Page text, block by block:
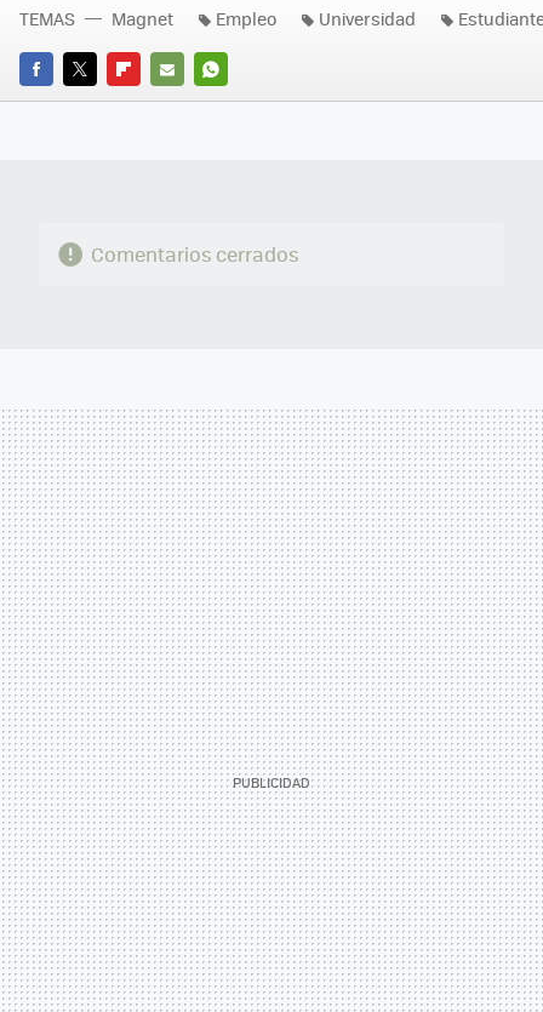
FACEBOOK
TWITTERFLIPBOARD
E-
WHATSAPP
TEMAS Magnet Empleo Universidad
Comentarios cerrados